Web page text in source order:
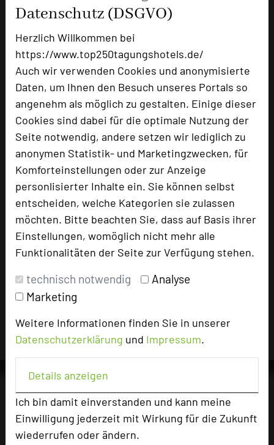
Datenschutz (DSGVO)
Herzlich Willkommen bei
https://www.top250tagungshotels.de/
Auch wir verwenden Cookies und anonymisierte
Daten, um Ihnen den Besuch unseres Portals so
angenehm als möglich zu gestalten. Einige dieser
Cookies sind dabei für die optimale Nutzung der
Seite notwendig, andere setzen wir lediglich zu
anonymen Statistik- und Marketingzwecken, für
Komforteinstellungen oder zur Anzeige
personlisierter Inhalte ein. Sie können selbst
entscheiden, welche Kategorien sie zulassen
möchten. Bitte beachten Sie, dass auf Basis ihrer
Einstellungen, womöglich nicht mehr alle
Funktionalitäten der Seite zur Verfügung stehen.
technisch notwendig
Analyse
Marketing
Weitere Informationen finden Sie in unserer
Datenschutzerklärung und Impressum.
Details anzeigen
Ich bin damit einverstanden und kann meine
Einwilligung jederzeit mit Wirkung für die Zukunft
wiederrufen oder ändern.
Zimmer
Einzelzimmer
Besonders geeignet für
Seminar, Konferenz, Klausur, Event
1654 Seiten dieses Hotels wurden in den
vergangenen 30 Tagen auf diesem Portal aufgerufen.
Impressum zum Hotel
Für die Verwendung der Bilder haben die jeweiligen Hotels die
Nutzungsrechte für dieses Portal eingeräumt und sind dafür
verantwortlich.
Die Idee
Über uns